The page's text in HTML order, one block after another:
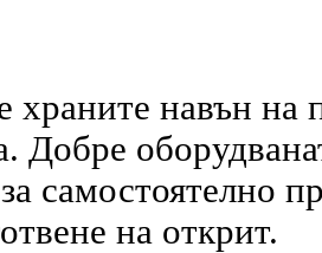
навън на
Добре
самостоятелно
на открит.